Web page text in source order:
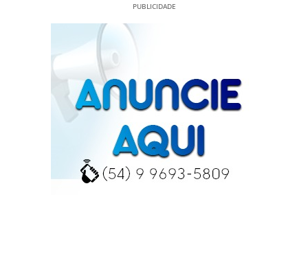
PUBLICIDADE